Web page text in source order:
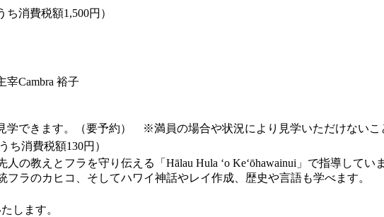
ち消費税額1,500円）
宰Cambra 裕子
学できます。（要予約） ※満員の場合や状況により見学いただけないこ
ち消費税額130円）
の教えとフラを守り伝える「Hālau Hula ʻo Keʻōhawainui」で指導して
ラのカヒコ、そしてハワイ神話やレイ作成、歴史や言語も学べます。
します。